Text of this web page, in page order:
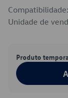
Compatibilidade:
Unidade de
Produto